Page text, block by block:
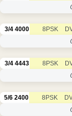
8PSK
4000
3/4
8PSK
4443
3/4
8PSK
2400
5/6